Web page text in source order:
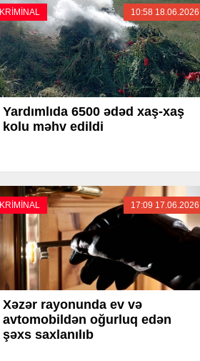
KRİMİNAL 10:58 18.06.2026
Yardımlıda 6500 ədəd xaş-xaş
kolu məhv edildi
KRİMİNAL 17:09 17.06.2026
Xəzər rayonunda ev və
avtomobildən oğurluq edən
şəxs saxlanılıb